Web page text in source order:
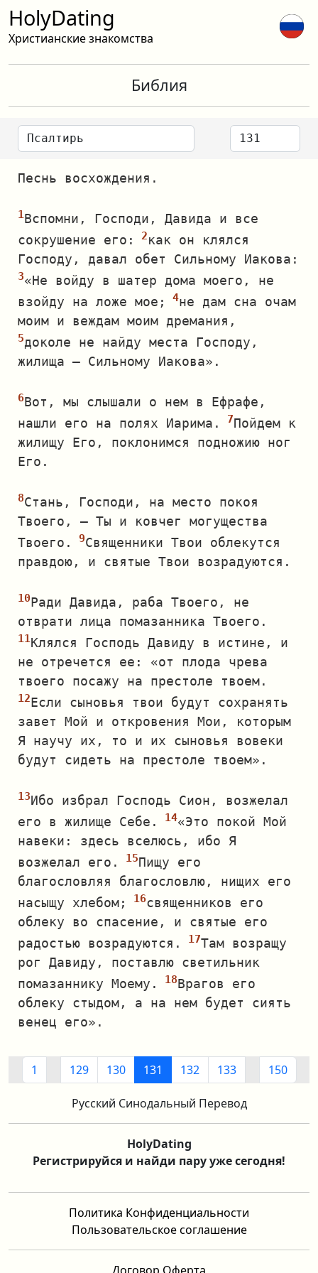
HolyDating
Христианские знакомства
Библия
Песнь восхождения.
Вспомни, Господи, Давида и все
сокрушение его:
как он клялся
Господу, давал обет Сильному Иакова:
«Не войду в шатер дома моего, не
взойду на ложе мое;
не дам сна очам
моим и веждам моим дремания,
доколе не найду места Господу,
жилища — Сильному Иакова».
Вот, мы слышали о нем в Ефрафе,
нашли его на полях Иарима.
Пойдем к
жилищу Его, поклонимся подножию ног
Его.
Стань, Господи, на место покоя
Твоего, — Ты и ковчег могущества
Твоего.
Священники Твои облекутся
правдою, и святые Твои возрадуются.
Ради Давида, раба Твоего, не
отврати лица помазанника Твоего.
Клялся Господь Давиду в истине, и
не отречется ее: «от плода чрева
твоего посажу на престоле твоем.
Если сыновья твои будут сохранять
завет Мой и откровения Мои, которым
Я научу их, то и их сыновья вовеки
будут сидеть на престоле твоем».
Ибо избрал Господь Сион, возжелал
его в жилище Себе.
«Это покой Мой
навеки: здесь вселюсь, ибо Я
возжелал его.
Пищу его
благословляя благословлю, нищих его
насыщу хлебом;
священников его
облеку во спасение, и святые его
радостью возрадуются.
Там возращу
рог Давиду, поставлю светильник
помазаннику Моему.
Врагов его
облеку стыдом, а на нем будет сиять
венец его».
1 129 130 131 132 133 150
Русский Синодальный Перевод
Политика Конфиденциальности
Пользовательское соглашение
HolyDating
Регистрируйся и найди пару уже сегодня!